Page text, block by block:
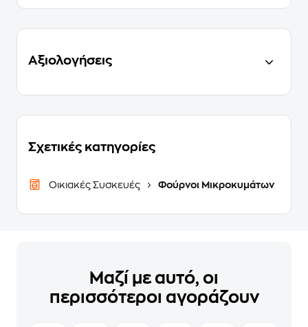
Αξιολογήσεις
Σχετικές κατηγορίες
Οικιακές Συσκευές Φούρνοι Μικροκυμάτων
Μαζί με αυτό, οι
περισσότεροι αγοράζουν